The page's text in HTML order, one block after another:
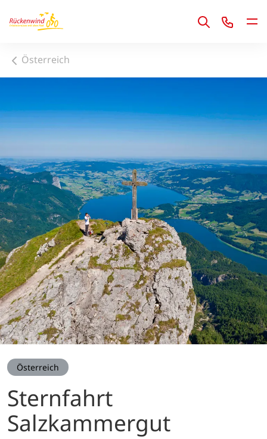
1
Österreich
Österreich
Sternfahrt
Salzkammergut